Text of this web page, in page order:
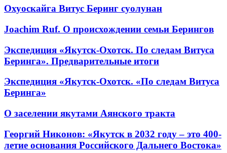
Охуоскайга Витус Беринг суолунан
Joachim Ruf. О происхождении семьи Берингов
Экспедиция «Якутск-Охотск. По следам Витуса
Беринга». Предварительные итоги
Экспедиция «Якутск-Охотск. «По следам Витуса
Беринга»
О заселении якутами Аянского тракта
Георгий Никонов: «Якутск в 2032 году – это 400-
летие основания Российского Дальнего Востока»